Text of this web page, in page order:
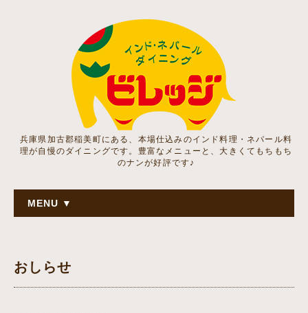
兵庫県加古郡稲美町にある、本場仕込みのインド料理・ネパール料
理が自慢のダイニングです。豊富なメニューと、大きくてもちもち
のナンが好評です♪
MENU ▼
おしらせ